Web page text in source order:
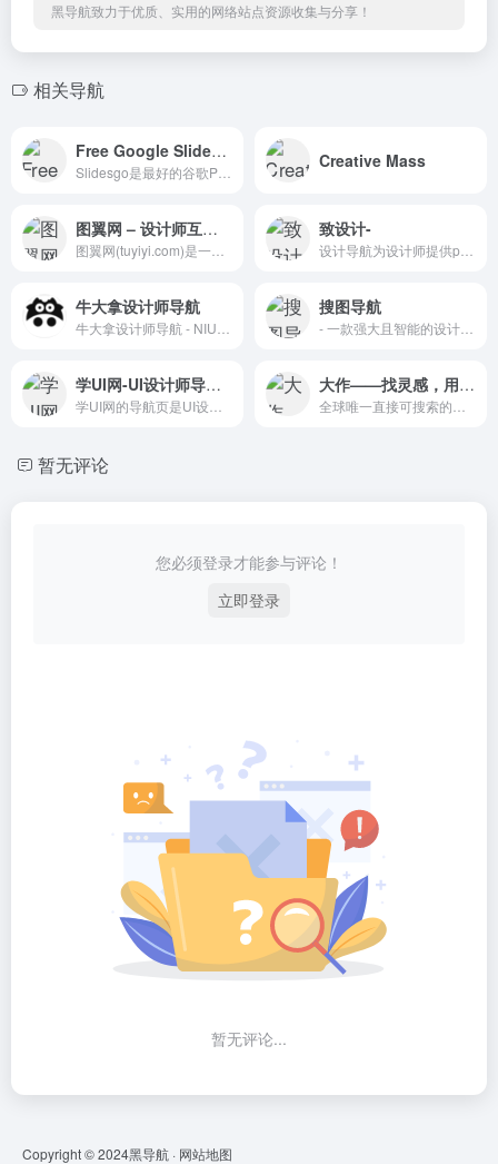
黑导航致力于优质、实用的网络站点资源收集与分享！
相关导航
Free Google Slides themes and Powerpoint templates | Slidesgo Creative Mass
图翼网 – 设计师互动分享平台 致设计-
牛大拿设计师导航 搜图导航
学UI网-UI设计师导航网，最专业的UI设计网站 大作——找灵感，用大作
暂无评论
您必须登录才能参与评论！
立即登录
暂无评论...
Copyright © 2024黑导航 · 网站地图